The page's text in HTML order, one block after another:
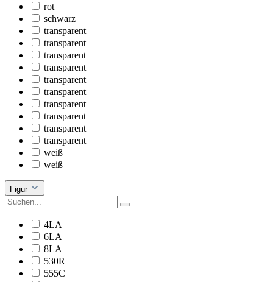
rot
schwarz
transparent
transparent
transparent
transparent
transparent
transparent
transparent
transparent
transparent
transparent
weiß
weiß
Figur
4LA
6LA
8LA
530R
555C